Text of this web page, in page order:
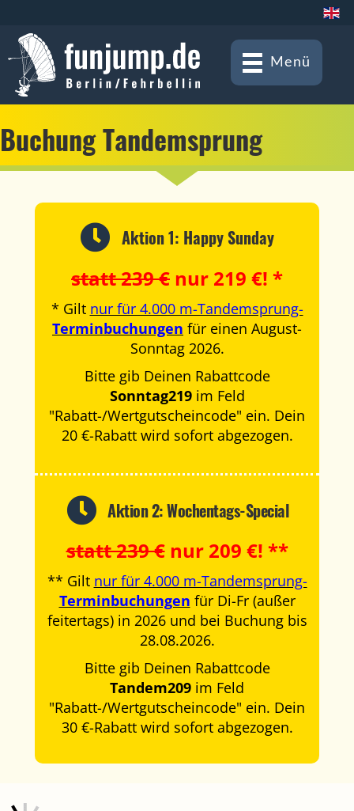
Menü
Buchung Tandemsprung
Aktion 1: Happy Sunday
statt 239 € nur 219 €! *
* Gilt nur für 4.000 m-Tandemsprung-
Terminbuchungen für einen August-
Sonntag 2026.
Bitte gib Deinen Rabattcode
Sonntag219 im Feld
"Rabatt-/Wertgutscheincode" ein. Dein
20 €-Rabatt wird sofort abgezogen.
Aktion 2: Wochentags-Special
statt 239 € nur 209 €! **
** Gilt nur für 4.000 m-Tandemsprung-
Terminbuchungen für Di-Fr (außer
feitertags) in 2026 und bei Buchung bis
28.08.2026.
Bitte gib Deinen Rabattcode
Tandem209 im Feld
"Rabatt-/Wertgutscheincode" ein. Dein
30 €-Rabatt wird sofort abgezogen.